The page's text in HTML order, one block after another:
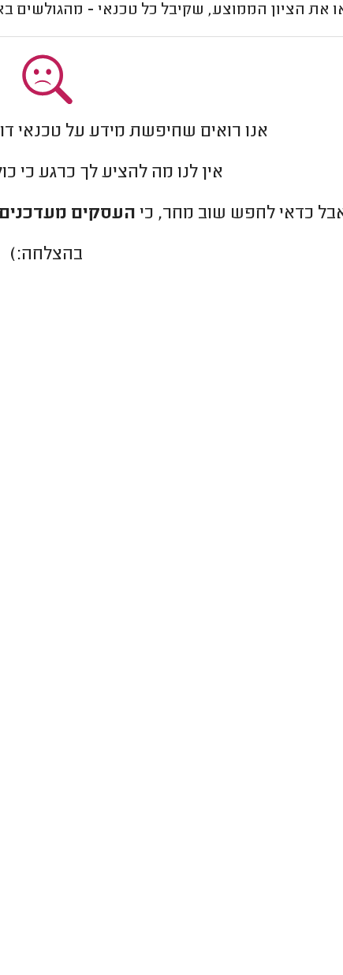
את הציון הממוצע, שקיבל כל טכנאי - מהגולשים
אנו רואים שחיפשת מידע על טכנאי
אין לנו מה להציע לך כרגע כי
כדאי לחפש שוב מחר, כי העסקים
בהצלחה:)